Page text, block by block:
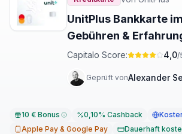
UnitPlus Bankkarte
Gebühren &
Capitalo Score: 4,0/
Geprüft vonAlexander
10 € Bonus 0,10% Cashback
Apple Pay & Google Pay
Dauerhaft